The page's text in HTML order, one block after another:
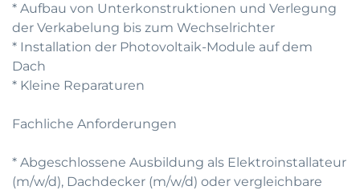
* Aufbau von Unterkonstruktionen und Verlegung
der Verkabelung bis zum Wechselrichter
* Installation der Photovoltaik-Module auf dem
Dach
* Kleine Reparaturen
Fachliche Anforderungen
* Abgeschlossene Ausbildung als Elektroinstallateur
(m/w/d), Dachdecker (m/w/d) oder vergleichbare